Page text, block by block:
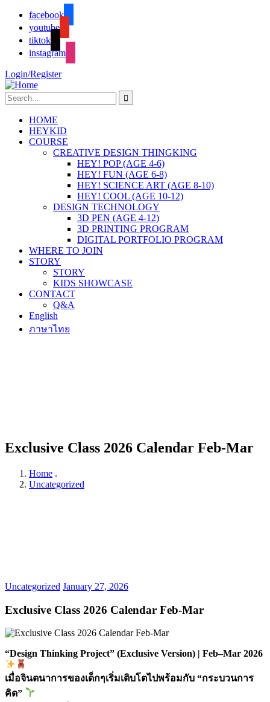
facebook
youtube
tiktok
instagram
Login/Register
HOME
HEYKID
COURSE
CREATIVE DESIGN THINGKING
HEY! POP (AGE 4-6)
HEY! FUN (AGE 6-8)
HEY! SCIENCE ART (AGE 8-10)
HEY! COOL (AGE 10-12)
DESIGN TECHNOLOGY
3D PEN (AGE 4-12)
3D PRINTING PROGRAM
DIGITAL PORTFOLIO PROGRAM
WHERE TO JOIN
STORY
STORY
KIDS SHOWCASE
CONTACT
Q&A
English
ภาษาไทย
Exclusive Class 2026 Calendar Feb-Mar
Home .
Uncategorized
Uncategorized January 27, 2026
Exclusive Class 2026 Calendar Feb-Mar
“Design Thinking Project” (Exclusive Version) | Feb–Mar 2026
เมื่อจินตนาการของเด็กๆเริ่มเติบโตไปพร้อมกับ “กระบวนการ
คิด”